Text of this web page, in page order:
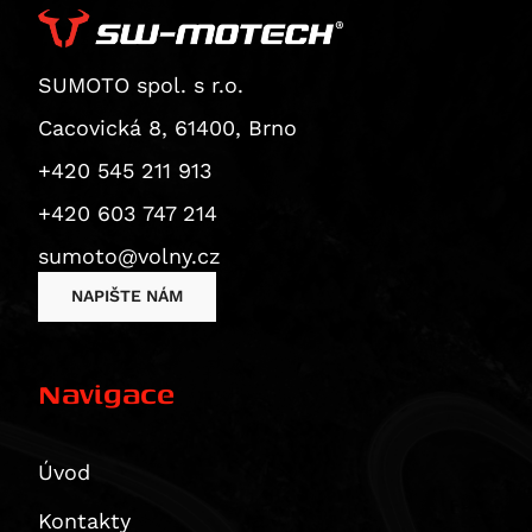
Superbike 1199 Panigale S
Diavel
Monster 1200 S
Multistrada 1200
Multistrada 1200 Enduro
Multistrada 1200 S
Diavel 1260
Multistrada 1260 / S / S D|Air / Pikes Peak
Multistrada 1260 S D/Air
SUMOTO spol. s r.o.
Cacovická 8, 61400, Brno
+420 545 211 913
+420 603 747 214
sumoto@volny.cz
NAPIŠTE NÁM
Navigace
Úvod
Kontakty